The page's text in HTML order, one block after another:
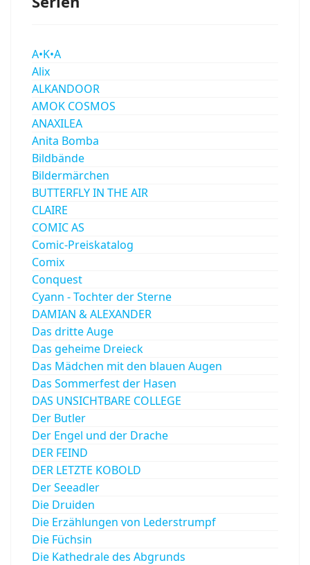
A•K•A
Alix
ALKANDOOR
AMOK COSMOS
ANAXILEA
Anita Bomba
Bildbände
Bildermärchen
BUTTERFLY IN THE AIR
CLAIRE
COMIC AS
Comic-Preiskatalog
Comix
Conquest
Cyann - Tochter der Sterne
DAMIAN & ALEXANDER
Das dritte Auge
Das geheime Dreieck
Das Mädchen mit den blauen Augen
Das Sommerfest der Hasen
DAS UNSICHTBARE COLLEGE
Der Butler
Der Engel und der Drache
DER FEIND
DER LETZTE KOBOLD
Der Seeadler
Die Druiden
Die Erzählungen von Lederstrumpf
Die Füchsin
Die Kathedrale des Abgrunds